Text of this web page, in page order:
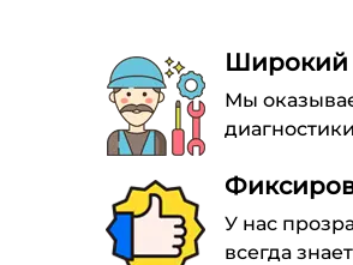
Широкий
Мы
У нас
всегда